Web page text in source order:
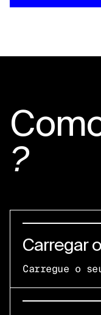
?
Carregar
Carregue o